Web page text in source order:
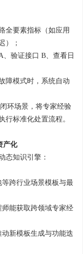
全要素指标（如应用
）；
验证接口 B、查看日
障模式时，系统自动
环场景，将专家经验
行标准化处置流程。
产化
态知识引擎：
跨行业场景模板与最
能获取跨领域专家经
新模板生成与功能迭